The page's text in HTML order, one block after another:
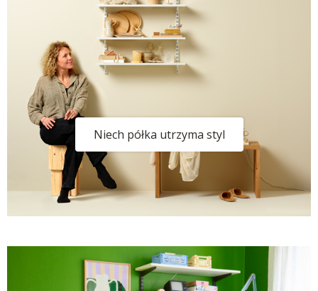
Niech półka utrzyma styl